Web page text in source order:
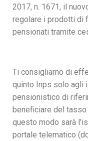
2017, n. 1671, il
regolare i prodotti di
pensionati tramite
Ti consigliamo di
quinto Inps solo agli
pensionistico di
beneficiare del
questo modo sarà
portale telematico